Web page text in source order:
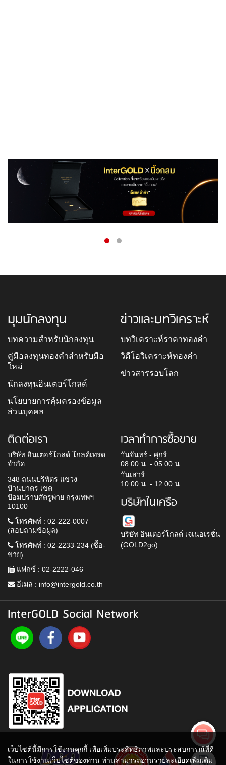
มุมนักลงทุน
บทความสำหรับนักลงทุน
คู่มือลงทุนทองคำสำหรับมือ
ใหม่
นักลงทุนอินเตอร์โกลด์
นโยบายการคุ้มครองข้อมูล
ส่วนบุคคล
ข่าวและบทวิเคราะห์
บทวิเคราะห์ราคาทองคำ
วิดีโอวิเคราะห์ทองคำ
ข่าวสารรอบโลก
ติดต่อเรา
บริษัท อินเตอร์โกลด์ โกลด์เทรด
จำกัด
348 ถนนบริพัตร แขวง
บ้านบาตร เขต
ป้อมปราบศัตรูพ่าย กรุงเทพฯ
10100
โทรศัพท์ : 02-222-0007
(สอบถามข้อมูล)
โทรศัพท์ : 02-2233-234 (ซื้อ-
ขาย)
แฟกซ์ : 02-2222-046
อีเมล : info@intergold.co.th
เวลาทำการซื้อขาย
วันจันทร์ - ศุกร์
08.00 น. - 05.00 น.
วันเสาร์
10.00 น. - 12.00 น.
บริษัทในเครือ
บริษัท อินเตอร์โกลด์ เจเนอเรชั่น
(GOLD2go)
InterGOLD Social Network
เว็บไซต์นี้มีการใช้งานคุกกี้ เพื่อเพิ่มประสิทธิภาพและประสบการณ์ที่ดี
ในการใช้งานเว็บไซต์ของท่าน ท่านสามารถอ่านรายละเอียดเพิ่มเติม